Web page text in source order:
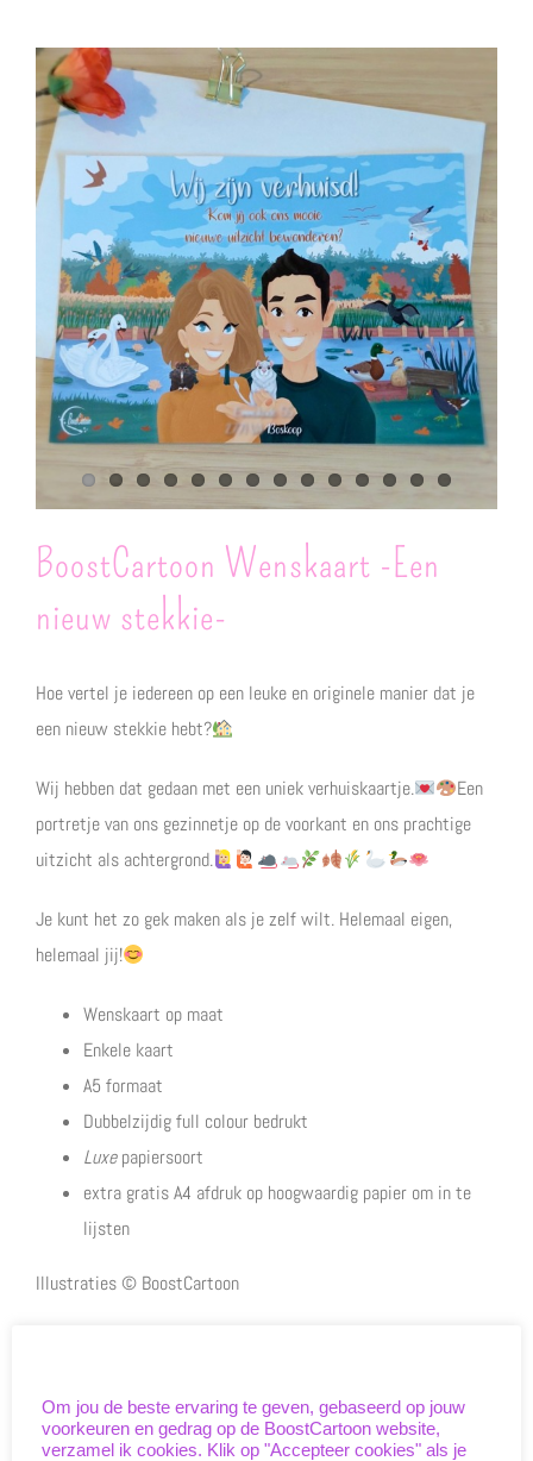
View
Larger
Image
BoostCartoon Wenskaart -Een
nieuw stekkie-
Hoe vertel je iedereen op een leuke en originele manier dat je
een nieuw stekkie hebt?
Wij hebben dat gedaan met een uniek verhuiskaartje.
Een
portretje van ons gezinnetje op de voorkant en ons prachtige
uitzicht als achtergrond.
Je kunt het zo gek maken als je zelf wilt. Helemaal eigen,
helemaal jij!
Wenskaart op maat
Enkele kaart
A5 formaat
Dubbelzijdig full colour bedrukt
Luxepapiersoort
extra gratis A4 afdruk op hoogwaardig papier om in te
lijsten
Illustraties © BoostCartoon
Meer voorbeelden
Om jou de beste ervaring te geven, gebaseerd op jouw
voorkeuren en gedrag op de BoostCartoon website,
verzamel ik cookies. Klik op "Accepteer cookies" als je